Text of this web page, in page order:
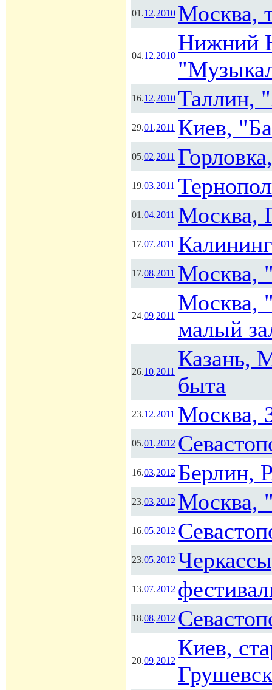
01.12.2010 Москва,
04.12.2010
Нижний
16.12.2010 Таллин,
29.01.2011 Киев,
05.02.2011
19.03.2011
01.04.2011 Москва,
17.07.2011
17.08.2011 Москва,
24.09.2011
Москва,
малый
26.10.2011
Казань,
быта
23.12.2011 Москва,
05.01.2012
16.03.2012 Берлин,
23.03.2012 Москва,
16.05.2012
23.05.2012
13.07.2012
18.08.2012
20.09.2012
Киев,